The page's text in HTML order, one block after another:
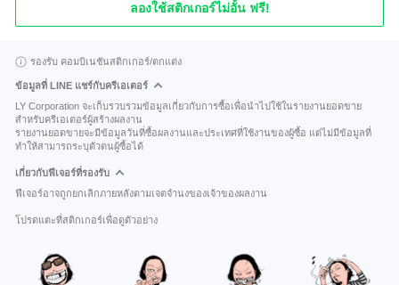
ลองใช้สติกเกอร์ไม่อั้น ฟรี!
รองรับ คอมบิเนชันสติกเกอร์/ตกแต่ง
ข้อมูลที่ LINE แชร์กับครีเอเตอร์
LY Corporation จะเก็บรวบรวมข้อมูลเกี่ยวกับการซื้อเพื่อนำไปใช้ในรายงานยอดขาย
สำหรับครีเอเตอร์ผู้สร้างผลงาน
รายงานยอดขายจะมีข้อมูลวันที่ซื้อผลงานและประเทศที่ใช้งานของผู้ซื้อ แต่ไม่มีข้อมูลที่
ทำให้สามารถระบุตัวตนผู้ซื้อได้
เกี่ยวกับฟีเจอร์ที่รองรับ
ฟีเจอร์อาจถูกยกเลิกภายหลังตามเจตจำนงของเจ้าของผลงาน
โปรดแตะที่สติกเกอร์เพื่อดูตัวอย่าง